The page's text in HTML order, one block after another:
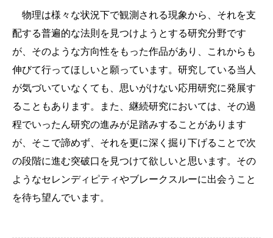
物理は様々な状況下で観測される現象から、それを支
配する普遍的な法則を見つけようとする研究分野です
が、そのような方向性をもった作品があり、これからも
伸びて行ってほしいと願っています。研究している当人
が気づいていなくても、思いがけない応用研究に発展す
ることもあります。また、継続研究においては、その過
程でいったん研究の進みが足踏みすることがあります
が、そこで諦めず、それを更に深く掘り下げることで次
の段階に進む突破口を見つけて欲しいと思います。その
ようなセレンディピティやブレークスルーに出会うこと
を待ち望んでいます。